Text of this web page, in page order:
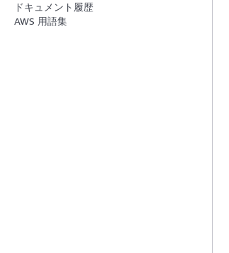
ドキュメント履歴
AWS 用語集